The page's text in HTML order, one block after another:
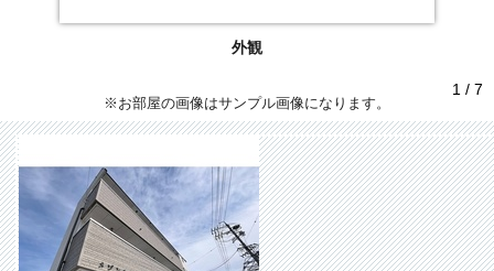
外観
1 / 7
※お部屋の画像はサンプル画像になります。